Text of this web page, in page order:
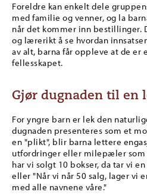
Foreldre kan enkelt dele
med familie og venner, og la
når det kommer inn bestillinger.
og lærerikt å se hvordan
av alt, barna får oppleve at de er
fellesskapet.
Gjør dugnaden til en
For yngre barn er lek den
dugnaden presenteres som et
en "plikt", blir barna lettere
utfordringer eller milepæler som
har vi solgt 10 bokser, da tar vi
eller "Når vi når 50 salg, lager vi
med alle navnene våre."